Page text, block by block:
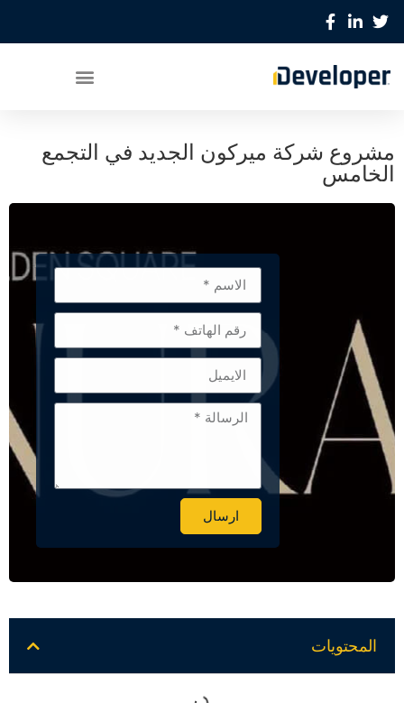
مشروع شركة ميركون الجديد في التجمع
الخامس
ارسال
Alternative:
المحتويات